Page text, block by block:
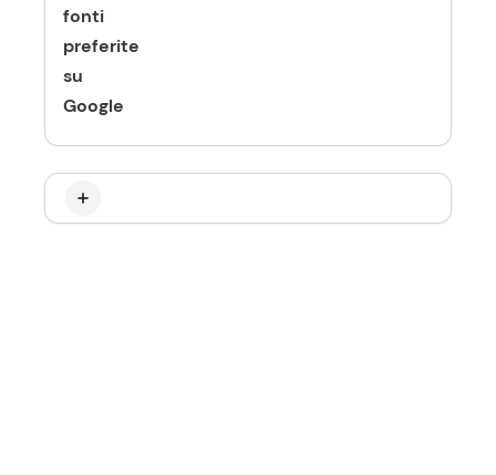
fonti
preferite
su
Google